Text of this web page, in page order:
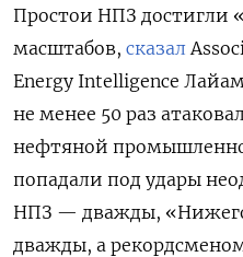
Простои НПЗ достигли
масштабов, сказал
Energy Intelligence
не менее 50 раз
нефтяной
попадали под удары
НПЗ — дважды,
дважды, а